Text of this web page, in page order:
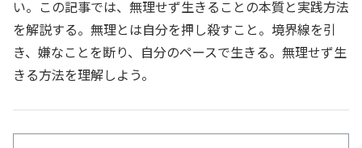
い。この記事では、無理せず生きることの本質と実践方法
を解説する。無理とは自分を押し殺すこと。境界線を引
き、嫌なことを断り、自分のペースで生きる。無理せず生
きる方法を理解しよう。